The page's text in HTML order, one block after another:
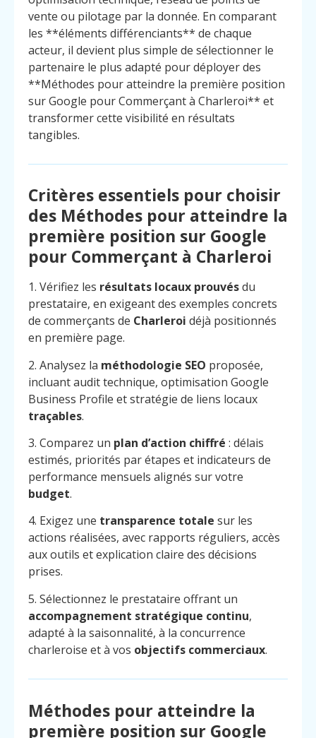
Appelez
vente ou pilotage par la donnée. En comparant
les **éléments différenciants** de chaque
acteur, il devient plus simple de sélectionner le
partenaire le plus adapté pour déployer des
**Méthodes pour atteindre la première position
sur Google pour Commerçant à Charleroi** et
transformer cette visibilité en résultats
tangibles.
Critères essentiels pour choisir
des Méthodes pour atteindre la
première position sur Google
pour Commerçant à Charleroi
1. Vérifiez les résultats locaux prouvésdu
prestataire, en exigeant des exemples concrets
de commerçants de Charleroi déjà positionnés
en première page.
2. Analysez la méthodologie SEO proposée,
incluant audit technique, optimisation Google
Business Profile et stratégie de liens locaux
traçables.
3. Comparez un plan d’action chiffré : délais
estimés, priorités par étapes et indicateurs de
performance mensuels alignés sur votre
budget.
4. Exigez une transparence totale sur les
actions réalisées, avec rapports réguliers, accès
aux outils et explication claire des décisions
prises.
5. Sélectionnez le prestataire offrant un
accompagnement stratégique continu,
adapté à la saisonnalité, à la concurrence
charleroise et à vos objectifs commerciaux.
Méthodes pour atteindre la
première position sur Google